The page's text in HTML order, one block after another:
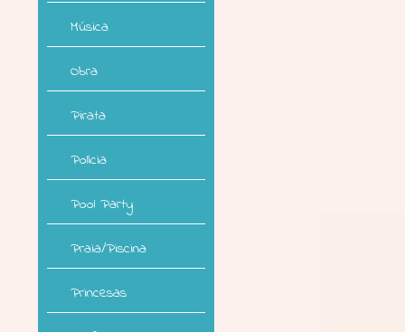
Música
Obra
Pirata
Polícia
Pool Party
Praia/Piscina
Princesas